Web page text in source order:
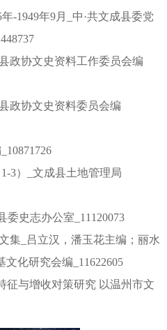
-1949年9月_中·共文成县委党
政协文史资料工作委员会编
政协文史资料委员会编
3）_文成县土地管理局
委史志办公室_11120073
集_吕立汉，潘玉花主编；丽水
化研究会编_11622605
征与增收对策研究 以温州市文